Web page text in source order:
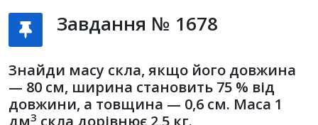
Завдання № 1678
Знайди масу скла, якщо його довжина
— 80 см, ширина становить 75 % від
довжини, а товщина — 0,6 см. Маса 1
дм3 скла дорівнює 2,5 кг.